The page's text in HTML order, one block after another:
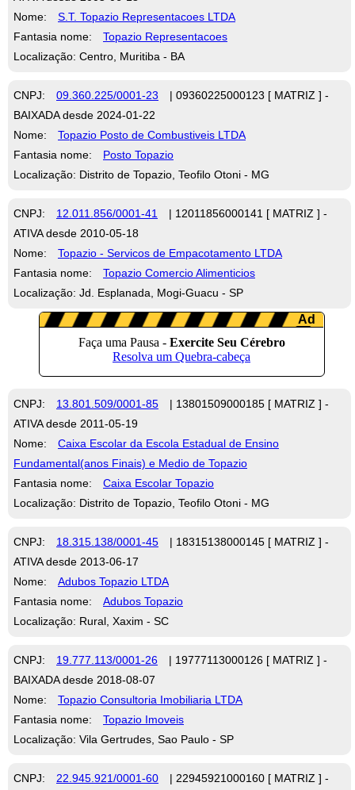
Nome:
S.T. Topazio Representacoes LTDA
Fantasia nome:
Topazio Representacoes
Localização: Centro, Muritiba - BA
CNPJ: 09.360.225/0001-23
| 09360225000123 [ MATRIZ ] -
BAIXADA desde 2024-01-22
Nome:
Topazio Posto de Combustiveis LTDA
Fantasia nome:
Posto Topazio
Localização: Distrito de Topazio, Teofilo Otoni - MG
CNPJ: 12.011.856/0001-41
| 12011856000141 [ MATRIZ ] -
ATIVA desde 2010-05-18
Nome:
Topazio - Servicos de Empacotamento LTDA
Fantasia nome:
Topazio Comercio Alimenticios
Localização: Jd. Esplanada, Mogi-Guacu - SP
CNPJ: 13.801.509/0001-85
| 13801509000185 [ MATRIZ ] -
ATIVA desde 2011-05-19
Nome:
Caixa Escolar da Escola Estadual de Ensino
Fundamental(anos Finais) e Medio de Topazio
Fantasia nome:
Caixa Escolar Topazio
Localização: Distrito de Topazio, Teofilo Otoni - MG
CNPJ: 18.315.138/0001-45
| 18315138000145 [ MATRIZ ] -
ATIVA desde 2013-06-17
Nome:
Adubos Topazio LTDA
Fantasia nome:
Adubos Topazio
Localização: Rural, Xaxim - SC
CNPJ: 19.777.113/0001-26
| 19777113000126 [ MATRIZ ] -
BAIXADA desde 2018-08-07
Nome:
Topazio Consultoria Imobiliaria LTDA
Fantasia nome:
Topazio Imoveis
Localização: Vila Gertrudes, Sao Paulo - SP
CNPJ: 22.945.921/0001-60
| 22945921000160 [ MATRIZ ] -